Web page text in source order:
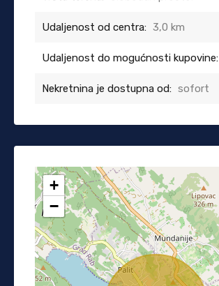
Udaljenost od centra: 3,0 km
Udaljenost do mogućnosti kupovine:
Nekretnina je dostupna od: sofort
+
−